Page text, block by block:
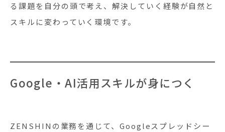
る課題を自分の頭で考え、解決していく経験が自然と
スキルに変わっていく環境です。
Google・AI活用スキルが身につく
ZENSHINの業務を通じて、Googleスプレッドシー